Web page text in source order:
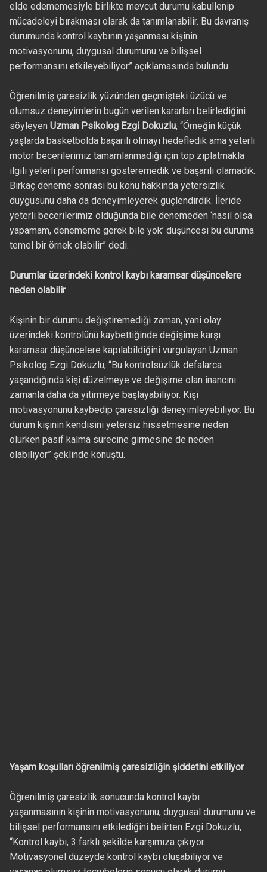
elde edememesiyle birlikte mevcut durumu kabullenip
mücadeleyi bırakması olarak da tanımlanabilir. Bu davranış
durumunda kontrol kaybının yaşanması kişinin
motivasyonunu, duygusal durumunu ve bilişsel
performansını etkileyebiliyor” açıklamasında bulundu.
Öğrenilmiş çaresizlik yüzünden geçmişteki üzücü ve
olumsuz deneyimlerin bugün verilen kararları belirlediğini
söyleyen Uzman Psikolog Ezgi Dokuzlu, “Örneğin küçük
yaşlarda basketbolda başarılı olmayı hedefledik ama yeterli
motor becerilerimiz tamamlanmadığı için top zıplatmakla
ilgili yeterli performansı gösteremedik ve başarılı olamadık.
Birkaç deneme sonrası bu konu hakkında yetersizlik
duygusunu daha da deneyimleyerek güçlendirdik. İleride
yeterli becerilerimiz olduğunda bile denemeden ‘nasıl olsa
yapamam, denememe gerek bile yok’ düşüncesi bu duruma
temel bir örnek olabilir” dedi.
Durumlar üzerindeki kontrol kaybı karamsar düşüncelere
neden olabilir
Kişinin bir durumu değiştiremediği zaman, yani olay
üzerindeki kontrolünü kaybettiğinde değişime karşı
karamsar düşüncelere kapılabildiğini vurgulayan Uzman
Psikolog Ezgi Dokuzlu, “Bu kontrolsüzlük defalarca
yaşandığında kişi düzelmeye ve değişime olan inancını
zamanla daha da yitirmeye başlayabiliyor. Kişi
motivasyonunu kaybedip çaresizliği deneyimleyebiliyor. Bu
durum kişinin kendisini yetersiz hissetmesine neden
olurken pasif kalma sürecine girmesine de neden
olabiliyor” şeklinde konuştu.
Yaşam koşulları öğrenilmiş çaresizliğin şiddetini etkiliyor
Öğrenilmiş çaresizlik sonucunda kontrol kaybı
yaşanmasının kişinin motivasyonunu, duygusal durumunu ve
bilişsel performansını etkilediğini belirten Ezgi Dokuzlu,
“Kontrol kaybı, 3 farklı şekilde karşımıza çıkıyor.
Motivasyonel düzeyde kontrol kaybı oluşabiliyor ve